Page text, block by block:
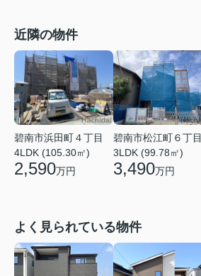
近隣の物件
碧南市浜田町４丁目
4LDK (105.30㎡)
2,590万円
碧南市松江町６丁目
3LDK (99.78㎡)
3,490万円
よく見られている物件